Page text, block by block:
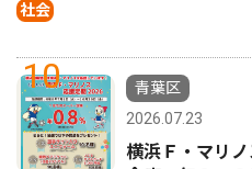
社会
10
青葉区
2026.07.23
横浜Ｆ・マリ